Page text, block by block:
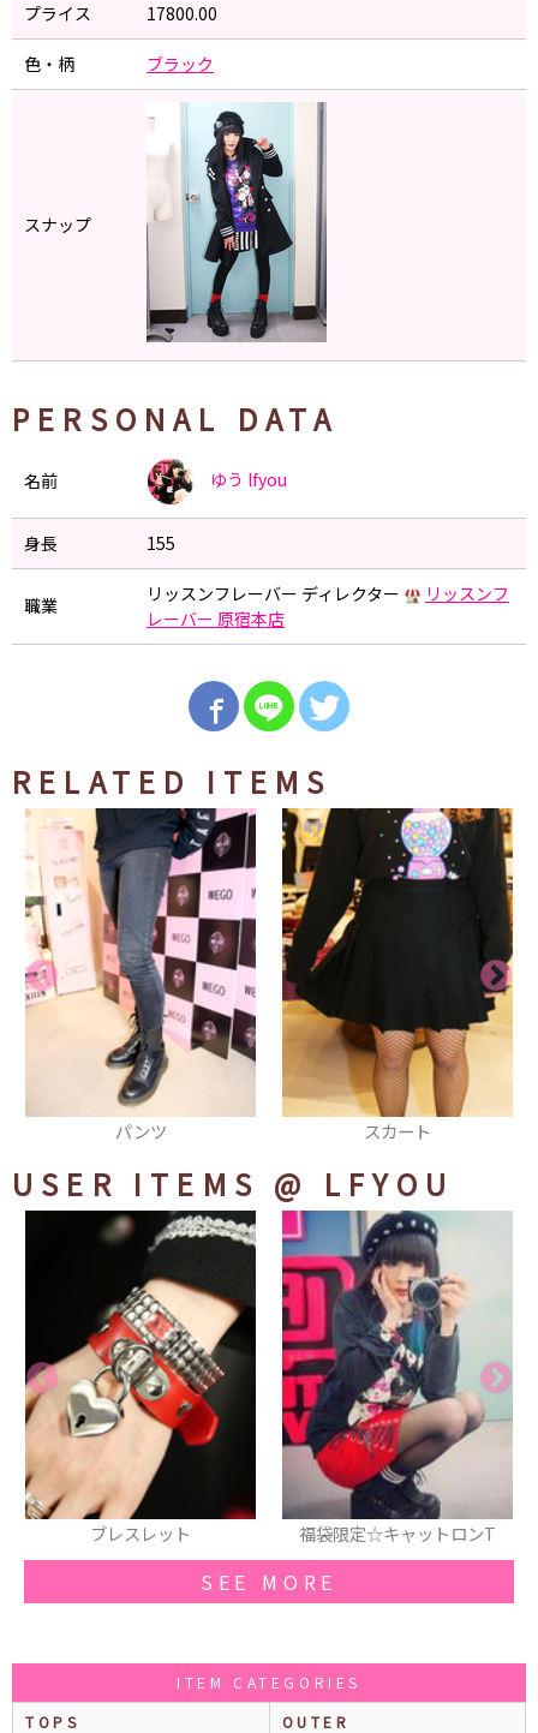
プライス 17800.00
色・柄 ブラック
スナップ
PERSONAL DATA
名前 ゆう lfyou
身長 155
職業 リッスンフレーバー ディレクター
リッスンフ
レーバー 原宿本店
RELATED ITEMS
スカート シューズ
USER ITEMS @ LFYOU
福袋限定☆キャットロンT ブーツ
SEE MORE
ITEM CATEGORIES
TOPS
OUTER